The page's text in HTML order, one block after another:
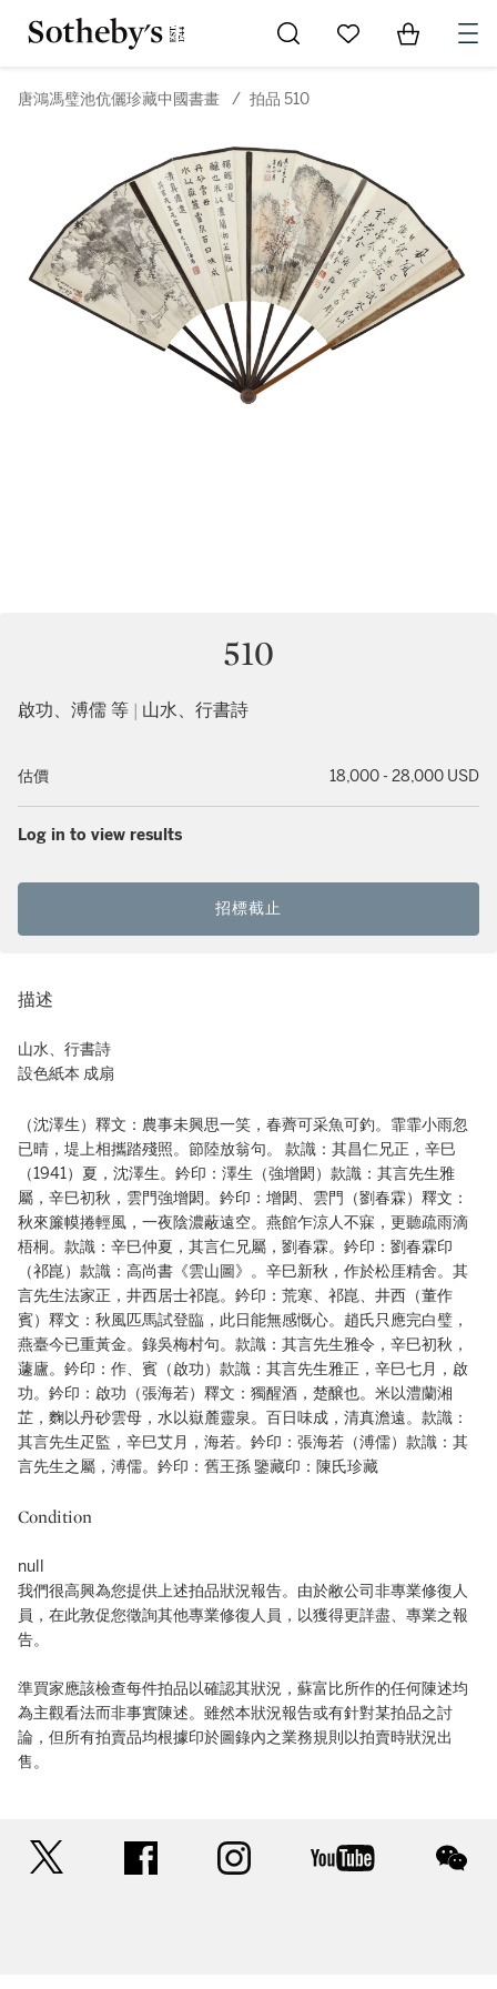
Go to My Favorites
Items in
唐鴻馮璧池伉儷珍藏中國書畫 / 拍品 510
510
啟功、溥儒 等 | 山水、行書詩
估價 18,000 - 28,000 USD
Log in to view results
招標截止
描述
山水、行書詩
設色紙本 成扇
（沈澤生）釋文：農事未興思一笑，春薺可采魚可釣。霏霏小雨忽
已晴，堤上相攜踏殘照。節陸放翁句。 款識：其昌仁兄正，辛巳
（1941）夏，沈澤生。鈐印：澤生（強增閎）款識：其言先生雅
屬，辛巳初秋，雲門強增閎。鈐印：增閎、雲門（劉春霖）釋文：
秋來簾幙捲輕風，一夜陰濃蔽遠空。燕館乍涼人不寐，更聽疏雨滴
梧桐。款識：辛巳仲夏，其言仁兄屬，劉春霖。鈐印：劉春霖印
（祁崑）款識：高尚書《雲山圖》。辛巳新秋，作於松厓精舍。其
言先生法家正，井西居士祁崑。鈐印：荒寒、祁崑、井西（董作
賓）釋文：秋風匹馬試登臨，此日能無感慨心。趙氏只應完白璧，
燕臺今已重黃金。錄吳梅村句。款識：其言先生雅令，辛巳初秋，
蘧廬。鈐印：作、賓（啟功）款識：其言先生雅正，辛巳七月，啟
功。鈐印：啟功（張海若）釋文：獨醒酒，楚醸也。米以澧蘭湘
芷，麴以丹砂雲母，水以嶽麓靈泉。百日味成，清真澹遠。款識：
其言先生疋監，辛巳艾月，海若。鈐印：張海若（溥儒）款識：其
言先生之屬，溥儒。鈐印：舊王孫 鑒藏印：陳氏珍藏
Condition
null
我們很高興為您提供上述拍品狀況報告。由於敝公司非專業修復人
員，在此敦促您徵詢其他專業修復人員，以獲得更詳盡、專業之報
告。
準買家應該檢查每件拍品以確認其狀況，蘇富比所作的任何陳述均
為主觀看法而非事實陳述。雖然本狀況報告或有針對某拍品之討
論，但所有拍賣品均根據印於圖錄內之業務規則以拍賣時狀況出
售。
facebook instagram youtube